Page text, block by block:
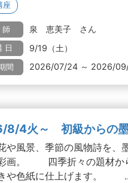
座
泉 恵美子 さん
日 9/19（土）
間 2026/07/24 ～ 2026/
8/4火～ 初級からの
風景、季節の風物詩を、
画。 四季折々の題材から
や色紙に仕上げます。